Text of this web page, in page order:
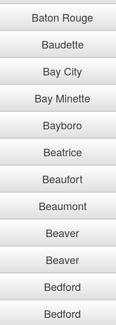
Baton Rouge
Baudette
Bay City
Bay Minette
Bayboro
Beatrice
Beaufort
Beaumont
Beaver
Beaver
Bedford
Bedford